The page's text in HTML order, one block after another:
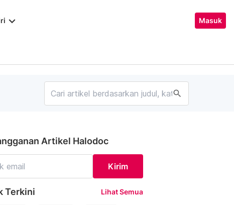
keyboard_arrow_down Masuk
search
Artikel Halodoc
Kirim
Terkini Lihat Semua